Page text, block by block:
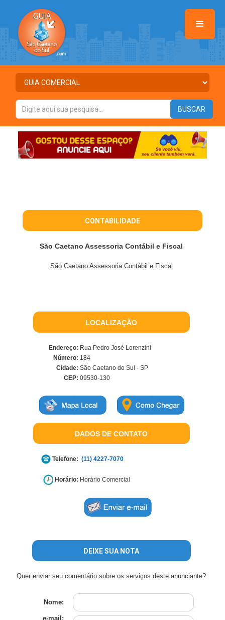
CONTABILIDADE
São Caetano Assessoria Contábil e Fiscal
São Caetano Assessoria Contábil e Fiscal
LOCALIZAÇÃO
Endereço: Rua Pedro José Lorenzini
Número: 184
Cidade: São Caetano do Sul - SP
CEP: 09530-130
DADOS DE CONTATO
Telefone: (11) 4227-7070
Horário: Horário Comercial
DEIXE SUA NOTA
Quer enviar seu comentário sobre os serviços deste anunciante?
Nome:
e-mail: